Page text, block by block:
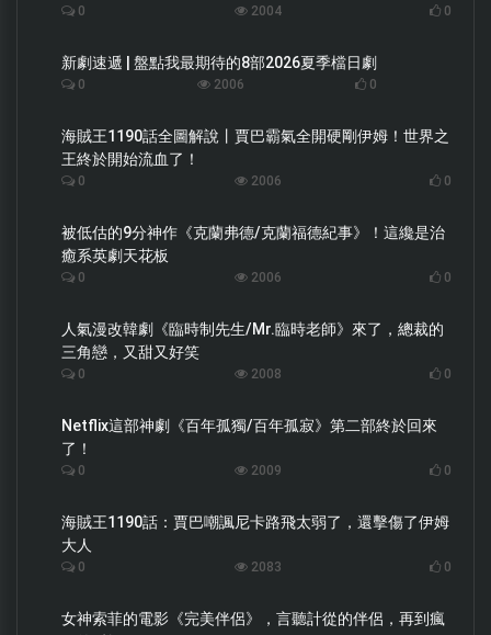
0 2004 0
新劇速遞 | 盤點我最期待的8部2026夏季檔日劇
0 2006 0
海賊王1190話全圖解說丨賈巴霸氣全開硬剛伊姆！世界之
王終於開始流血了！
0 2006 0
被低估的9分神作《克蘭弗德/克蘭福德紀事》！這纔是治
癒系英劇天花板
0 2006 0
人氣漫改韓劇《臨時制先生/Mr.臨時老師》來了，總裁的
三角戀，又甜又好笑
0 2008 0
Netflix這部神劇《百年孤獨/百年孤寂》第二部終於回來
了！
0 2009 0
海賊王1190話：賈巴嘲諷尼卡路飛太弱了，還擊傷了伊姆
大人
0 2083 0
女神索菲的電影《完美伴侶》，言聽計從的伴侶，再到瘋